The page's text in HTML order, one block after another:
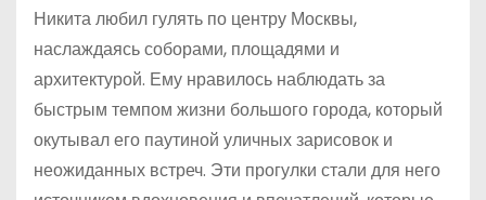
Никита любил гулять по центру Москвы,
наслаждаясь соборами, площадями и
архитектурой. Ему нравилось наблюдать за
быстрым темпом жизни большого города, который
окутывал его паутиной уличных зарисовок и
неожиданных встреч. Эти прогулки стали для него